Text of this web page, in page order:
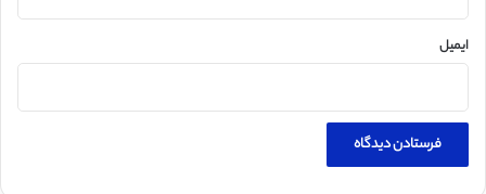
ایمیل